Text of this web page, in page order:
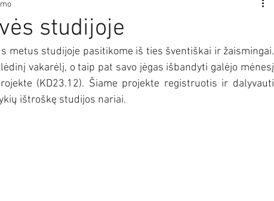
studijoje
metus studijoje pasitikome iš ties šventiškai ir žaismingai.
vakarėlį, o taip pat savo jėgas išbandyti galėjo mėnesį
(KD23.12). Šiame projekte registruotis ir dalyvauti
ištroškę studijos nariai.